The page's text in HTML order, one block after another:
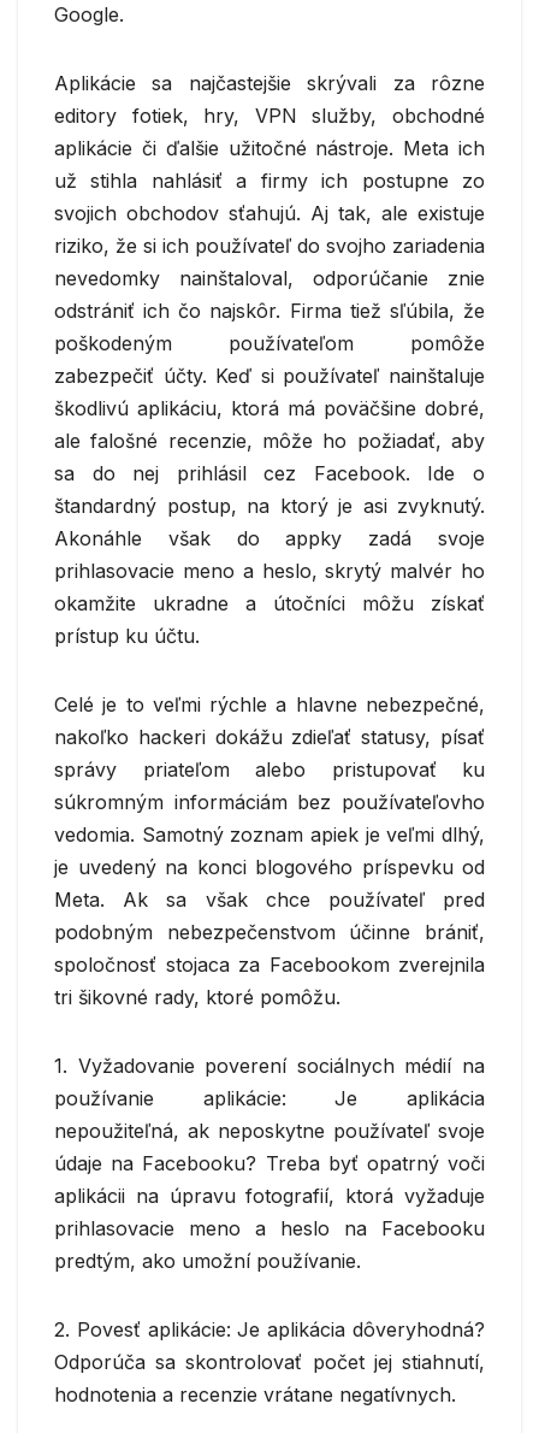
Google.
Aplikácie sa najčastejšie skrývali za rôzne
editory fotiek, hry, VPN služby, obchodné
aplikácie či ďalšie užitočné nástroje. Meta ich
už stihla nahlásiť a firmy ich postupne zo
svojich obchodov sťahujú. Aj tak, ale existuje
riziko, že si ich používateľ do svojho zariadenia
nevedomky nainštaloval, odporúčanie znie
odstrániť ich čo najskôr. Firma tiež sľúbila, že
poškodeným používateľom pomôže
zabezpečiť účty. Keď si používateľ nainštaluje
škodlivú aplikáciu, ktorá má poväčšine dobré,
ale falošné recenzie, môže ho požiadať, aby
sa do nej prihlásil cez Facebook. Ide o
štandardný postup, na ktorý je asi zvyknutý.
Akonáhle však do appky zadá svoje
prihlasovacie meno a heslo, skrytý malvér ho
okamžite ukradne a útočníci môžu získať
prístup ku účtu.
Celé je to veľmi rýchle a hlavne nebezpečné,
nakoľko hackeri dokážu zdieľať statusy, písať
správy priateľom alebo pristupovať ku
súkromným informáciám bez používateľovho
vedomia. Samotný zoznam apiek je veľmi dlhý,
je uvedený na konci blogového príspevku od
Meta. Ak sa však chce používateľ pred
podobným nebezpečenstvom účinne brániť,
spoločnosť stojaca za Facebookom zverejnila
tri šikovné rady, ktoré pomôžu.
1. Vyžadovanie poverení sociálnych médií na
používanie aplikácie: Je aplikácia
nepoužiteľná, ak neposkytne používateľ svoje
údaje na Facebooku? Treba byť opatrný voči
aplikácii na úpravu fotografií, ktorá vyžaduje
prihlasovacie meno a heslo na Facebooku
predtým, ako umožní používanie.
2. Povesť aplikácie: Je aplikácia dôveryhodná?
Odporúča sa skontrolovať počet jej stiahnutí,
hodnotenia a recenzie vrátane negatívnych.